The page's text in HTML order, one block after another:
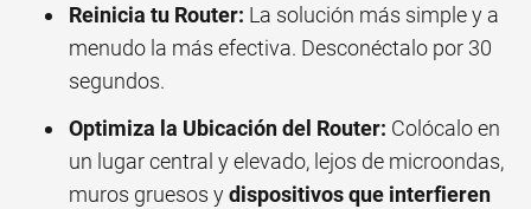
Reinicia tu Router: La solución más simple y a
menudo la más efectiva. Desconéctalo por 30
segundos.
Optimiza la Ubicación del Router: Colócalo en
un lugar central y elevado, lejos de microondas,
muros gruesos ydispositivos que interfieren